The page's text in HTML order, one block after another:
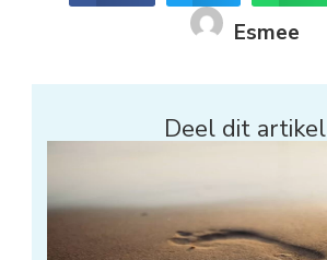
Esmee
Deel dit artikel